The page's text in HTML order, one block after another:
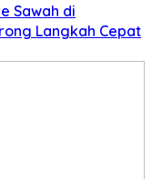
Sawah di
Langkah Cepat